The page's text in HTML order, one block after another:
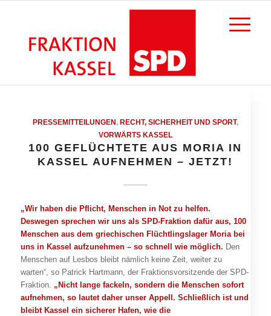
PRESSEMITTEILUNGEN, RECHT, SICHERHEIT UND SPORT,
VORWÄRTS KASSEL
100 GEFLÜCHTETE AUS MORIA IN
KASSEL AUFNEHMEN – JETZT!
„Wir haben die Pflicht, Menschen in Not zu helfen.
Deswegen sprechen wir uns als SPD-Fraktion dafür aus, 100
Menschen aus dem griechischen Flüchtlingslager Moria bei
uns in Kassel aufzunehmen – so schnell wie möglich. Den
Menschen auf Lesbos bleibt nämlich keine Zeit, weiter zu
warten“, so Patrick Hartmann, der Fraktionsvorsitzende der SPD-
Fraktion. „Nicht lange fackeln, sondern die Menschen sofort
aufnehmen, so lautet daher unser Appell. Schließlich ist und
bleibt Kassel ein sicherer Hafen, wie die